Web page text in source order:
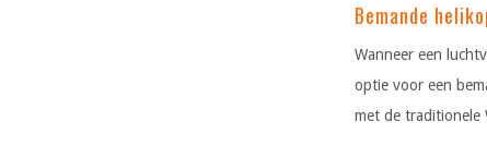
Bemande
Wanneer een
optie voor een
met de traditionele